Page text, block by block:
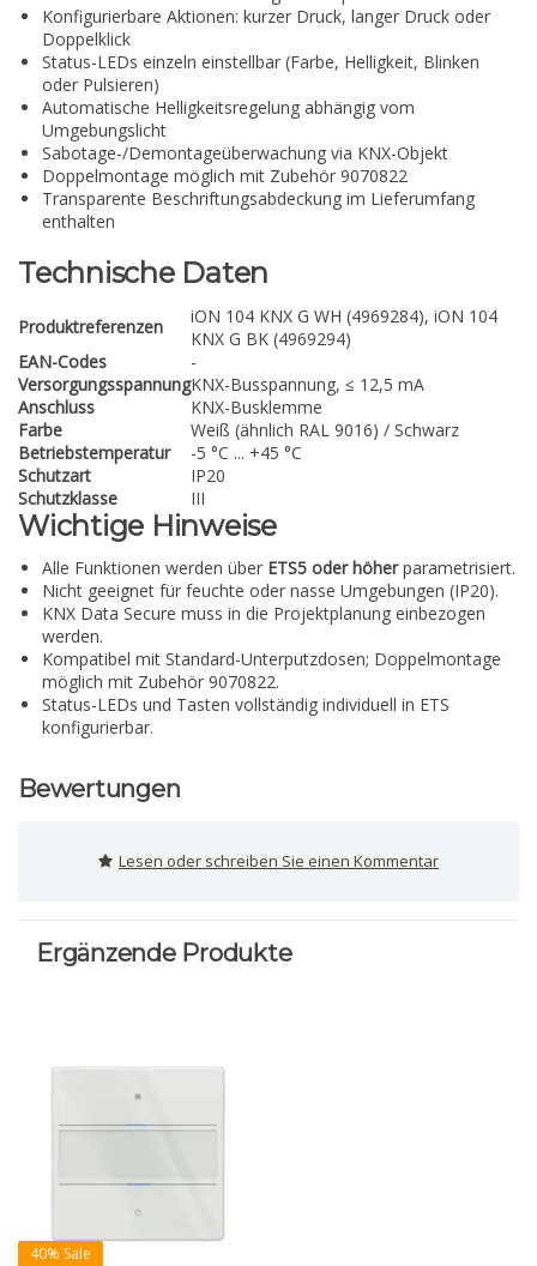
Konfigurierbare Aktionen: kurzer Druck, langer Druck oder
Doppelklick
Status-LEDs einzeln einstellbar (Farbe, Helligkeit, Blinken
oder Pulsieren)
Automatische Helligkeitsregelung abhängig vom
Umgebungslicht
Sabotage-/Demontageüberwachung via KNX-Objekt
Doppelmontage möglich mit Zubehör 9070822
Transparente Beschriftungsabdeckung im Lieferumfang
enthalten
Technische Daten
Produktreferenzen
iON 104 KNX G WH (4969284), iON 104
KNX G BK (4969294)
EAN-Codes
-
VersorgungsspannungKNX-Busspannung, ≤ 12,5 mA
Anschluss
KNX-Busklemme
Farbe
Weiß (ähnlich RAL 9016) / Schwarz
Betriebstemperatur
-5 °C ... +45 °C
Schutzart
IP20
Schutzklasse
III
Wichtige Hinweise
Alle Funktionen werden über ETS5 oder höherparametrisiert.
Nicht geeignet für feuchte oder nasse Umgebungen (IP20).
KNX Data Secure muss in die Projektplanung einbezogen
werden.
Kompatibel mit Standard-Unterputzdosen; Doppelmontage
möglich mit Zubehör 9070822.
Status-LEDs und Tasten vollständig individuell in ETS
konfigurierbar.
Bewertungen
Lesen oder schreiben Sie einen Kommentar
Ergänzende Produkte
40% Sale